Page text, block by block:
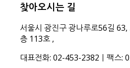
찾아오시는 길
서울시 광진구 광나루로56길 63,
층 113호 ,
대표전화: 02-453-2382ㅣ팩스: